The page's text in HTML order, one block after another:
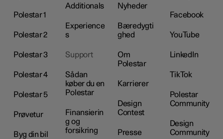
Polestar 1
Polestar 2
Polestar 3
Polestar 4
Polestar 5
Prøvetur
Byg din bil
Additionals
Experience
s
Support
Sådan
køber du en
Polestar
Finansierin
g og
forsikring
Nyheder
Bæredygti
ghed
Om
Polestar
Karrierer
Design
Contest
Presse
Facebook
YouTube
LinkedIn
TikTok
Polestar
Community
Design
Community